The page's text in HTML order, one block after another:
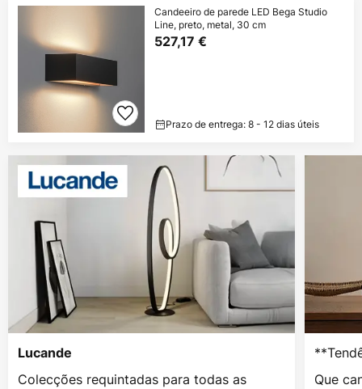
Candeeiro de parede LED Bega Studio
Line, preto, metal, 30 cm
527,17 €
Prazo de entrega: 8 - 12 dias úteis
Lucande
Colecções requintadas para todas as
Que